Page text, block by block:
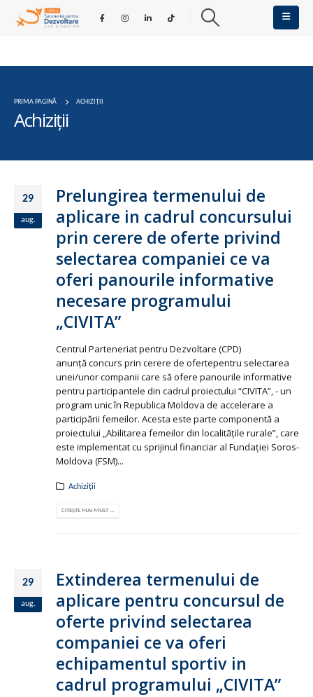
PRIMA PAGINĂ ACHIZIȚII
Achiziții
29
aug.
Prelungirea termenului de
aplicare in cadrul concursului
prin cerere de oferte privind
selectarea companiei ce va
oferi panourile informative
necesare programului
„CIVITA”
Centrul Parteneriat pentru Dezvoltare (CPD)
anunţă concurs prin cerere de ofertepentru selectarea
unei/unor companii care să ofere panourile informative
pentru participantele din cadrul proiectului “CIVITA”, - un
program unic în Republica Moldova de accelerare a
participării femeilor. Acesta este parte componentă a
proiectului „Abilitarea femeilor din localitățile rurale”, care
este implementat cu sprijinul financiar al Fundaţiei Soros-
Moldova (FSM)...
Achiziții
CITEȘTE MAI MULT ...
29
aug.
Extinderea termenului de
aplicare pentru concursul de
oferte privind selectarea
companiei ce va oferi
echipamentul sportiv in
cadrul programului „CIVITA”